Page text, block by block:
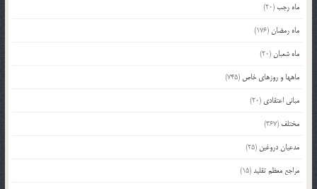
ماه رجب(20)
ماه رمضان(176)
ماه شعبان(20)
ماهها و روزهای خاص (745)
مبانی اعتقادی (20)
مختلف (367)
مدعیان دروغین (25)
مراجع معظم تقلید(15)